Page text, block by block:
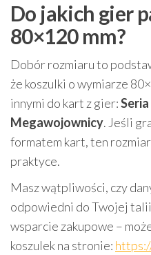
Do jakich gier
80×120 mm?
Dobór rozmiaru to
że koszulki o wymiarze
innymi do kart z gier:
Megawojownicy. Jeśli
formatem kart, ten
praktyce.
Masz wątpliwości, czy
odpowiedni do Twojej
wsparcie zakupowe –
koszulek na stronie: